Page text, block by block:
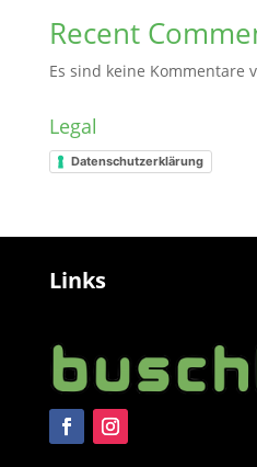
Recent
Es sind keine Kommentare
Legal
Datenschutzerklärung
Links